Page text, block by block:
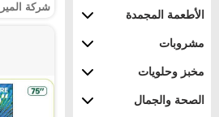
الأطعمة المجمدة
مشروبات
مخبز وحلويات
الصحة والجمال
شركة